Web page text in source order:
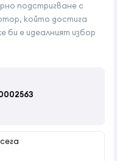
подстригване с
който достига
е идеалният избор